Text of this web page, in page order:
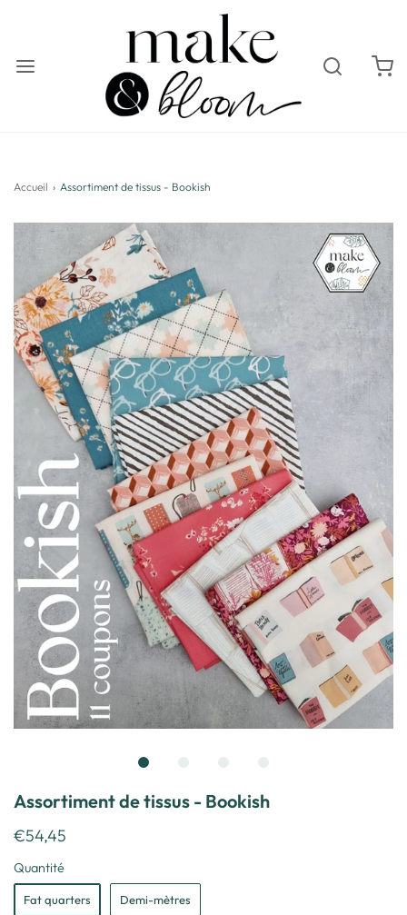
Accueil › Assortiment de tissus - Bookish
Assortiment de tissus - Bookish
€54,45
Quantité
Fat quarters Demi-mètres